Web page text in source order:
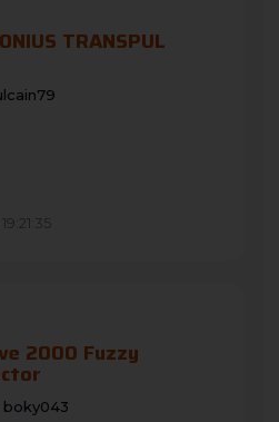
TRANSPUL
2000 Fuzzy
boky043